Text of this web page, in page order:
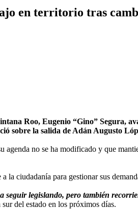
en territorio tras
Roo, Eugenio “Gino” Segura,
sobre la salida de Adán Augusto
agenda no se ha modificado y que
la ciudadanía para gestionar sus
seguir legislando, pero también
del estado en los próximos días.